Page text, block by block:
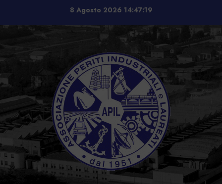
contenuto
8 Agosto 2026 14:47:19